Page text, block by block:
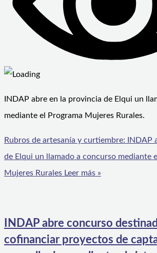
INDAP abre en la provincia de Elqui un
mediante el Programa Mujeres Rurales.
Rubros de artesanía y curtiembre: INDAP
de Elqui un llamado a concurso mediante
Mujeres Rurales Leer más »
INDAP abre concurso
cofinanciar proyectos de